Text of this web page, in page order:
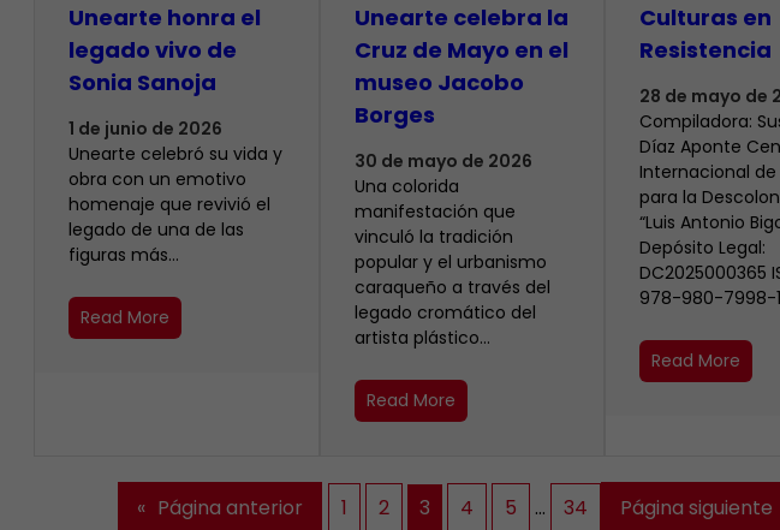
Unearte honra el
legado vivo de
Sonia Sanoja
1 de junio de 2026
Unearte celebró su vida y
obra con un emotivo
homenaje que revivió el
legado de una de las
figuras más…
Read More
Unearte celebra la
Cruz de Mayo en el
museo Jacobo
Borges
30 de mayo de 2026
Una colorida
manifestación que
vinculó la tradición
popular y el urbanismo
caraqueño a través del
legado cromático del
artista plástico…
Read More
Culturas en
Resistencia
28 de mayo de
Compiladora:
Díaz Aponte
Internacional de
para la
“Luis Antonio
Depósito Legal:
DC2025000365
978-980-7998-
Read More
« Página anterior 1 2 3 4 5 … 34 Página siguiente